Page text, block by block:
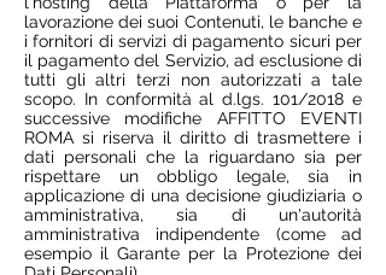
lavorazione dei suoi Contenuti, le banche e
i fornitori di servizi di pagamento sicuri per
il pagamento del Servizio, ad esclusione di
tutti gli altri terzi non autorizzati a tale
scopo. In conformità al d.lgs. 101/2018 e
successive modifiche AFFITTO EVENTI
ROMA si riserva il diritto di trasmettere i
dati personali che la riguardano sia per
rispettare un obbligo legale, sia in
applicazione di una decisione giudiziaria o
amministrativa, sia di un'autorità
amministrativa indipendente (come ad
esempio il Garante per la Protezione dei